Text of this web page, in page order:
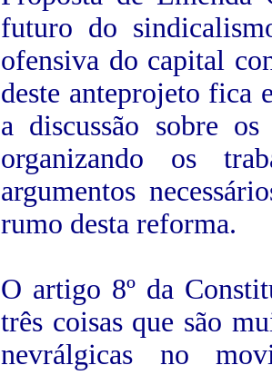
futuro do
ofensiva do capital
deste anteprojeto fica
a discussão sobre
organizando os
argumentos
rumo desta reforma.
O artigo 8º da
três coisas que são
nevrálgicas no